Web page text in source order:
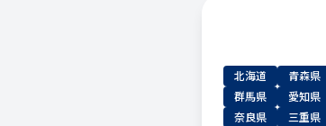
北海道 青森県
群馬県
愛知県
奈良県
三重県